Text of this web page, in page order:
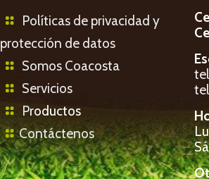
Políticas de privacidad y
protección de datos
Somos Coacosta
Servicios
Productos
Contáctenos